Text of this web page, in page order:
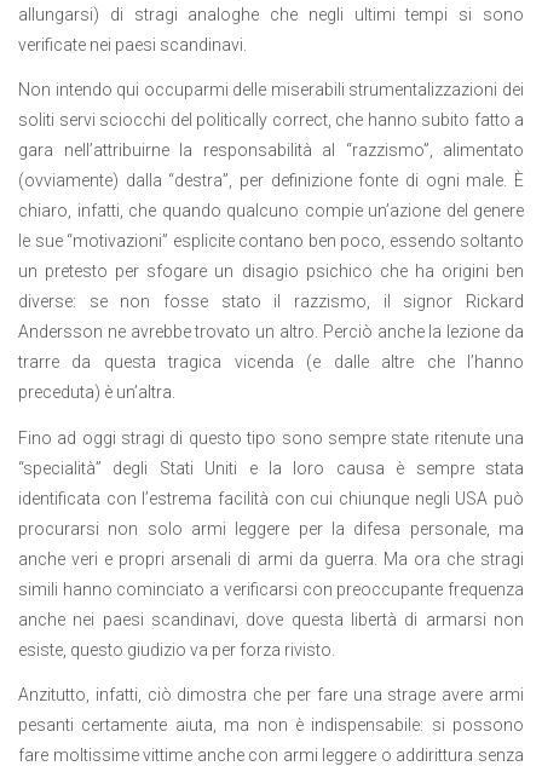
allungarsi) di stragi analoghe che negli ultimi tempi si sono
verificate nei paesi scandinavi.
Non intendo qui occuparmi delle miserabili strumentalizzazioni dei
soliti servi sciocchi del politically correct, che hanno subito fatto a
gara nell’attribuirne la responsabilità al “razzismo”, alimentato
(ovviamente) dalla “destra”, per definizione fonte di ogni male. È
chiaro, infatti, che quando qualcuno compie un’azione del genere
le sue “motivazioni” esplicite contano ben poco, essendo soltanto
un pretesto per sfogare un disagio psichico che ha origini ben
diverse: se non fosse stato il razzismo, il signor Rickard
Andersson ne avrebbe trovato un altro. Perciò anche la lezione da
trarre da questa tragica vicenda (e dalle altre che l’hanno
preceduta) è un’altra.
Fino ad oggi stragi di questo tipo sono sempre state ritenute una
“specialità” degli Stati Uniti e la loro causa è sempre stata
identificata con l’estrema facilità con cui chiunque negli USA può
procurarsi non solo armi leggere per la difesa personale, ma
anche veri e propri arsenali di armi da guerra. Ma ora che stragi
simili hanno cominciato a verificarsi con preoccupante frequenza
anche nei paesi scandinavi, dove questa libertà di armarsi non
esiste, questo giudizio va per forza rivisto.
Anzitutto, infatti, ciò dimostra che per fare una strage avere armi
pesanti certamente aiuta, ma non è indispensabile: si possono
fare moltissime vittime anche con armi leggere o addirittura senza